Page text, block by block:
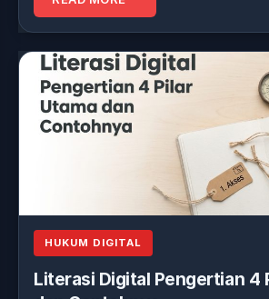
HUKUM DIGITAL
Literasi Digital Pengertian 4